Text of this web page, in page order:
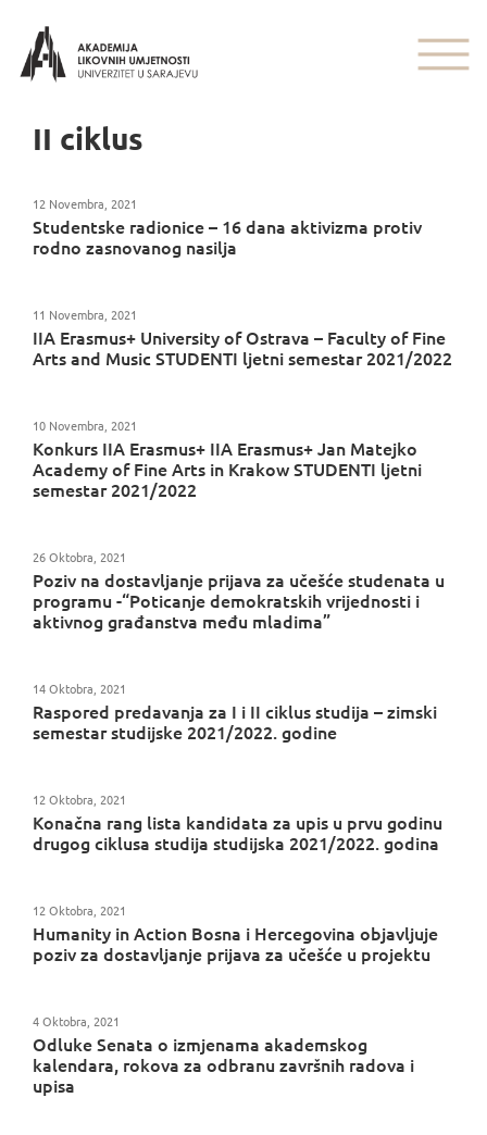
II ciklus
Studentske radionice – 16 dana aktivizma protiv
rodno zasnovanog nasilja
12 Novembra, 2021
IIA Erasmus+ University of Ostrava – Faculty of Fine
Arts and Music STUDENTI ljetni semestar 2021/2022
11 Novembra, 2021
Konkurs IIA Erasmus+ IIA Erasmus+ Jan Matejko
Academy of Fine Arts in Krakow STUDENTI ljetni
semestar 2021/2022
10 Novembra, 2021
Poziv na dostavljanje prijava za učešće studenata u
programu -“Poticanje demokratskih vrijednosti i
aktivnog građanstva među mladima”
26 Oktobra, 2021
Raspored predavanja za I i II ciklus studija – zimski
semestar studijske 2021/2022. godine
14 Oktobra, 2021
Konačna rang lista kandidata za upis u prvu godinu
drugog ciklusa studija studijska 2021/2022. godina
12 Oktobra, 2021
Humanity in Action Bosna i Hercegovina objavljuje
poziv za dostavljanje prijava za učešće u projektu
12 Oktobra, 2021
Odluke Senata o izmjenama akademskog
kalendara, rokova za odbranu završnih radova i
upisa
4 Oktobra, 2021